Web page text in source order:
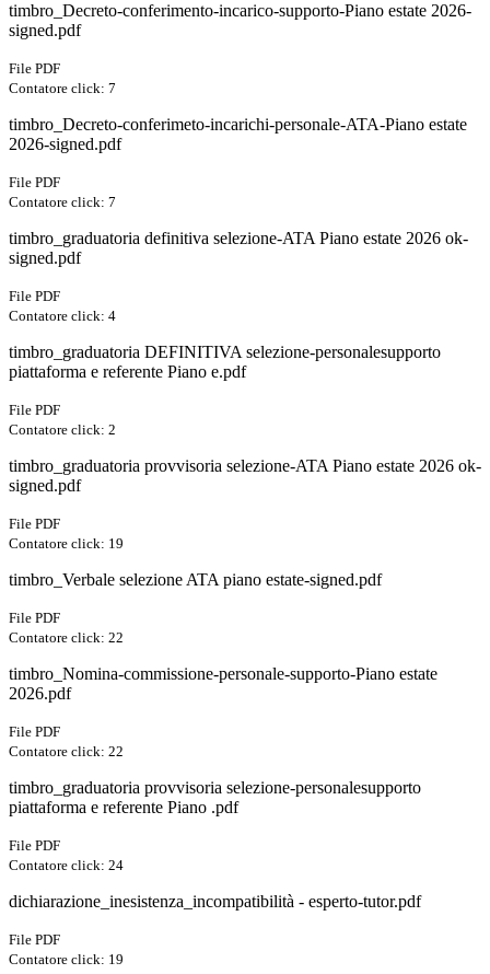
timbro_Decreto-conferimento-incarico-supporto-Piano estate 2026-
signed.pdf
File PDF
Contatore click: 7
timbro_Decreto-conferimeto-incarichi-personale-ATA-Piano estate
2026-signed.pdf
File PDF
Contatore click: 7
timbro_graduatoria definitiva selezione-ATA Piano estate 2026 ok-
signed.pdf
File PDF
Contatore click: 4
timbro_graduatoria DEFINITIVA selezione-personalesupporto
piattaforma e referente Piano e.pdf
File PDF
Contatore click: 2
timbro_graduatoria provvisoria selezione-ATA Piano estate 2026 ok-
signed.pdf
File PDF
Contatore click: 19
timbro_Verbale selezione ATA piano estate-signed.pdf
File PDF
Contatore click: 22
timbro_Nomina-commissione-personale-supporto-Piano estate
2026.pdf
File PDF
Contatore click: 22
timbro_graduatoria provvisoria selezione-personalesupporto
piattaforma e referente Piano .pdf
File PDF
Contatore click: 24
dichiarazione_inesistenza_incompatibilità - esperto-tutor.pdf
File PDF
Contatore click: 19